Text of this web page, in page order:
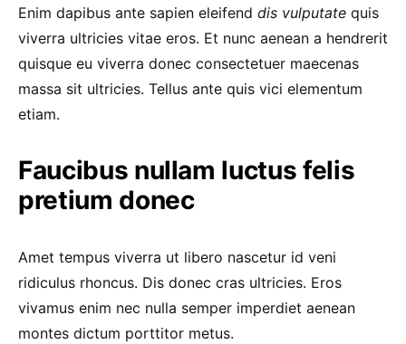
Enim dapibus ante sapien eleifend dis vulputate quis
viverra ultricies vitae eros. Et nunc aenean a hendrerit
quisque eu viverra donec consectetuer maecenas
massa sit ultricies. Tellus ante quis vici elementum
etiam.
Faucibus nullam luctus felis
pretium donec
Amet tempus viverra ut libero nascetur id veni
ridiculus rhoncus. Dis donec cras ultricies. Eros
vivamus enim nec nulla semper imperdiet aenean
montes dictum porttitor metus.